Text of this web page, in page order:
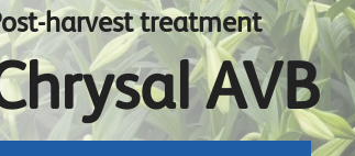
harvest treatment
AVB